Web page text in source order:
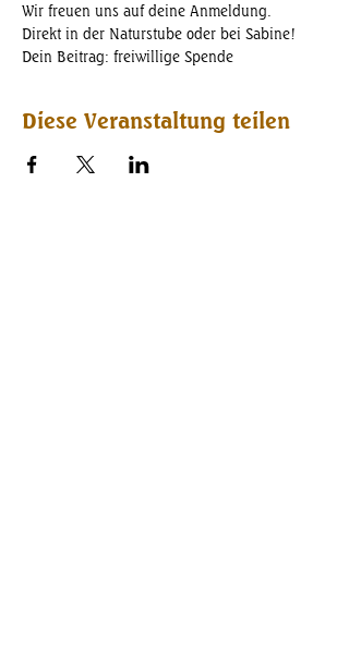
Wir freuen uns auf deine Anmeldung.
Direkt in der Naturstube oder bei Sabine!
Dein Beitrag: freiwillige Spende
Diese Veranstaltung teilen